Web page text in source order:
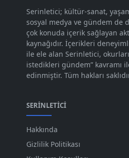
Kas 2023
Eki 2023 [73]
Eyl 2023 [73]
Ağu 2023 [74]
Tem 2023 [76]
Haz 2023
May 2023
Nis 2023
Mar 2023
Serinletici; kültür-sanat,
sosyal medya ve gündem de
çok konuda içerik sağlayan
kaynağıdır. İçerikleri
ile ele alan Serinletici,
istedikleri gündem” kavramı
edinmiştir. Tüm hakları
SERINLETICI
Hakkında
Gizlilik Politikası